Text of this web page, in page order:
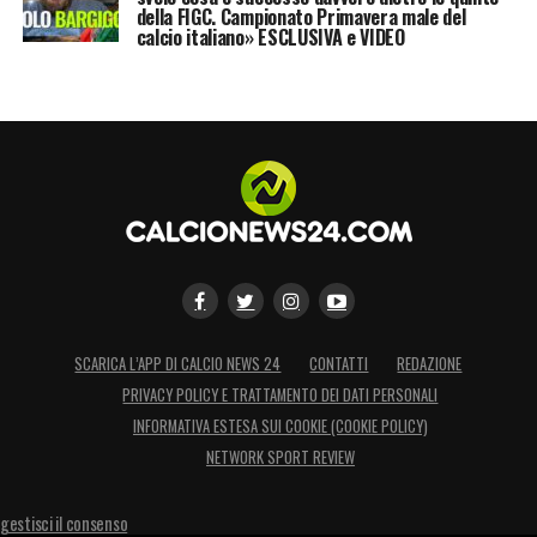
della FIGC. Campionato Primavera male del
calcio italiano» ESCLUSIVA e VIDEO
SCARICA L’APP DI CALCIO NEWS 24 CONTATTI
REDAZIONE
PRIVACY POLICY E TRATTAMENTO DEI DATI PERSONALI
INFORMATIVA ESTESA SUI COOKIE (COOKIE POLICY)
NETWORK SPORT REVIEW
gestisci il consenso